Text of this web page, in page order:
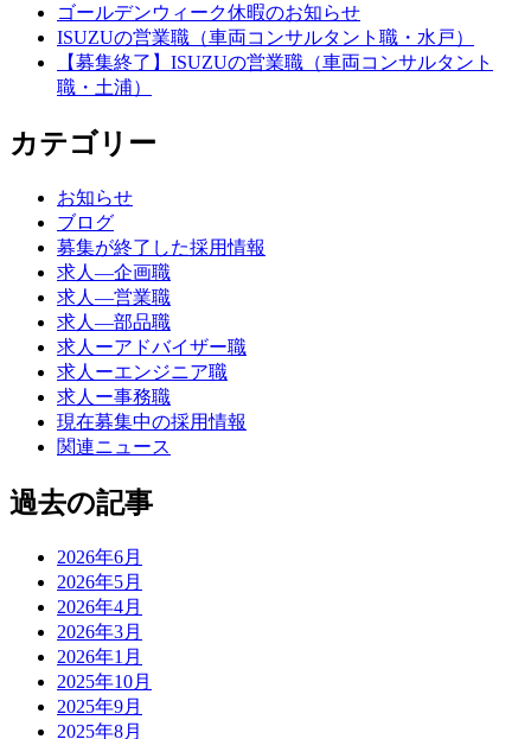
ゴールデンウィーク休暇のお知らせ
ISUZUの営業職（車両コンサルタント職・水戸）
【募集終了】ISUZUの営業職（車両コンサルタント
職・土浦）
カテゴリー
お知らせ
ブログ
募集が終了した採用情報
求人―企画職
求人―営業職
求人―部品職
求人ーアドバイザー職
求人ーエンジニア職
求人ー事務職
現在募集中の採用情報
関連ニュース
過去の記事
2026年6月
2026年5月
2026年4月
2026年3月
2026年1月
2025年10月
2025年9月
2025年8月